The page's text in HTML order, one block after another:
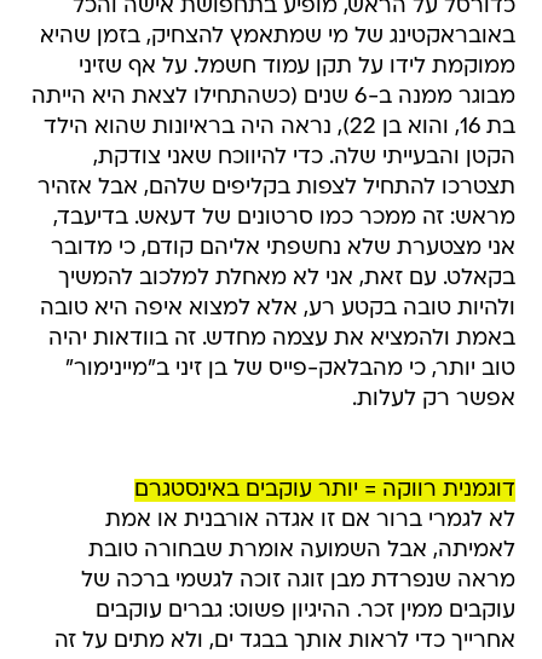
כדורסל על הראש, מופיע בתחפושת אישה והכל
באובראקטינג של מי שמתאמץ להצחיק, בזמן שהיא
ממוקמת לידו על תקן עמוד חשמל. על אף שזיני
מבוגר ממנה ב-6 שנים (כשהתחילו לצאת היא הייתה
בת 16, והוא בן 22), נראה היה בראיונות שהוא הילד
הקטן והבעייתי שלה. כדי להיווכח שאני צודקת,
תצטרכו להתחיל לצפות בקליפים שלהם, אבל אזהיר
מראש: זה ממכר כמו סרטונים של דעאש. בדיעבד,
אני מצטערת שלא נחשפתי אליהם קודם, כי מדובר
בקאלט. עם זאת, אני לא מאחלת למלכוב להמשיך
ולהיות טובה בקטע רע, אלא למצוא איפה היא טובה
באמת ולהמציא את עצמה מחדש. זה בוודאות יהיה
טוב יותר, כי מהבלאק-פייס של בן זיני ב"מיינימור"
אפשר רק לעלות.
דוגמנית רווקה = יותר עוקבים באינסטגרם
לא לגמרי ברור אם זו אגדה אורבנית או אמת
לאמיתה, אבל השמועה אומרת שבחורה טובת
מראה שנפרדת מבן זוגה זוכה לגשמי ברכה של
עוקבים ממין זכר. ההיגיון פשוט: גברים עוקבים
אחרייך כדי לראות אותך בבגד ים, ולא מתים על זה